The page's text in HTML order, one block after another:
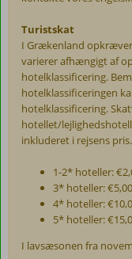
Turistskat
I Grækenland
varierer afhængigt af
hotelklassificering.
hotelklassificeringen
hotelklassificering.
hotellet/
inkluderet i rejsens pris.
1-2* hoteller:
3* hoteller:
4* hoteller:
5* hoteller:
I lavsæsonen fra